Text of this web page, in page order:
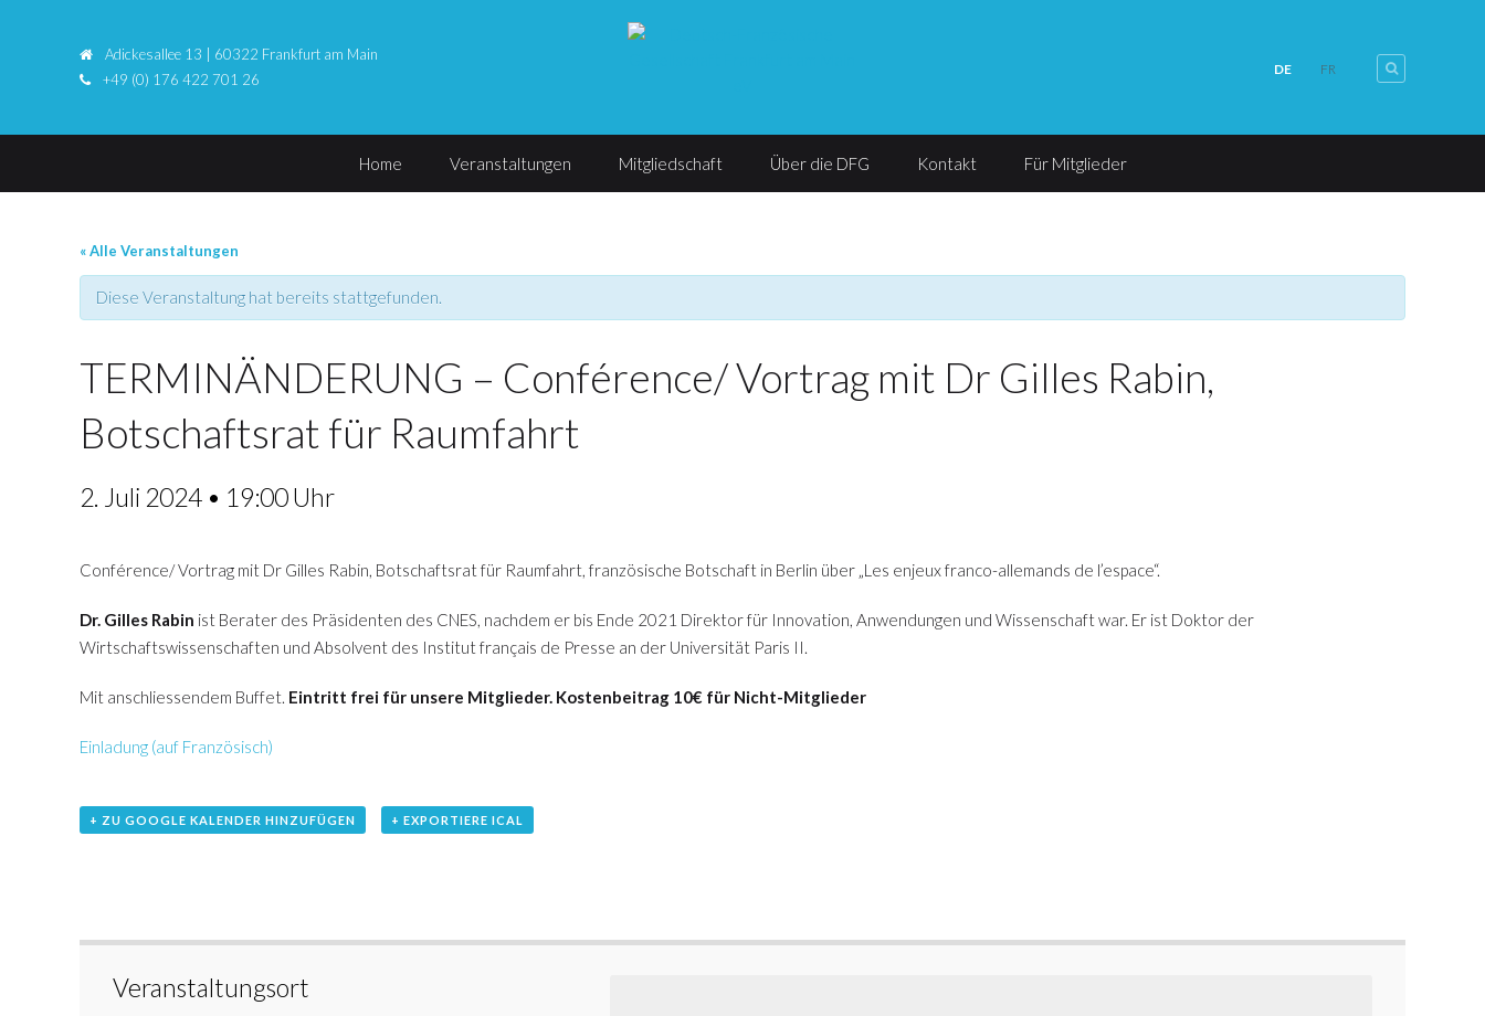
Adickesallee 13 | 60322 Frankfurt am Main
+49 (0) 176 422 701 26
DE FR
Home Veranstaltungen Mitgliedschaft Über die DFG Kontakt Für Mitglieder
« Alle Veranstaltungen
Diese Veranstaltung hat bereits stattgefunden.
TERMINÄNDERUNG – Conférence/ Vortrag mit Dr Gilles Rabin,
Botschaftsrat für Raumfahrt
2. Juli 2024 • 19:00 Uhr
Conférence/ Vortrag mit Dr Gilles Rabin, Botschaftsrat für Raumfahrt, französische Botschaft in Berlin über „Les enjeux franco-allemands de l’espace“.
Dr. Gilles Rabin ist Berater des Präsidenten des CNES, nachdem er bis Ende 2021 Direktor für Innovation, Anwendungen und Wissenschaft war. Er ist Doktor der
Wirtschaftswissenschaften und Absolvent des Institut français de Presse an der Universität Paris II.
Mit anschliessendem Buffet. Eintritt frei für unsere Mitglieder. Kostenbeitrag 10€ für Nicht-Mitglieder
Einladung (auf Französisch)
+ ZU GOOGLE KALENDER HINZUFÜGEN + EXPORTIERE ICAL
Veranstaltungsort